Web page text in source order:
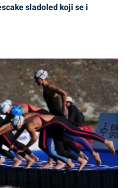
sladoled koji se i